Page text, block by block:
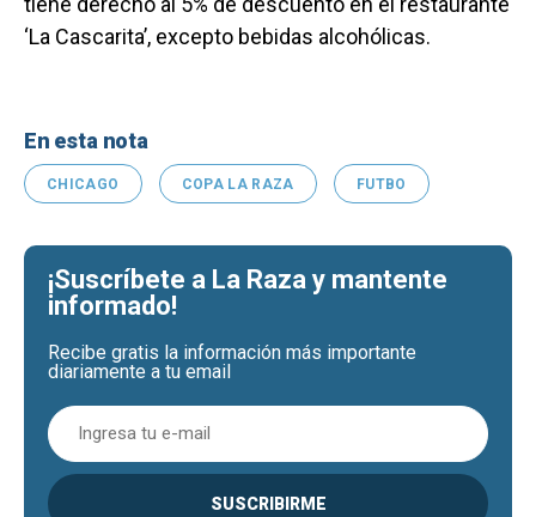
‘La Cascarita’, excepto bebidas alcohólicas.
En esta nota
CHICAGO COPA LA RAZA FUTBO
¡Suscríbete a La Raza y mantente
informado!
Recibe gratis la información más importante
diariamente a tu email
SUSCRIBIRME